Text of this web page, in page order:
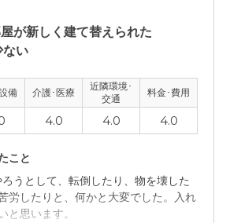
いて、直接ショートメールで情報交換
、気にかけてくれているのを感じとれ
設備について
い。エレベーターが１台なので災害時
全員移動が困難。同上故障時の対応が
段が不便。
ついて
輩、医者はいとこの同級生なので安心
かあればその都度連絡がある。
が新しく建て替えられた
ない
備 介護･医療
近隣環境･
交通
料金･費用
4.0 4.0 4.0
こと
うとして、転倒したり、物を壊した
労したりと、何かと大変でした。入れ
と思います。